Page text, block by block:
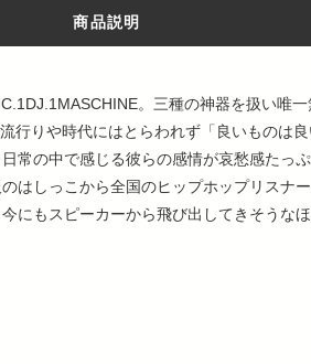
商品説明
。三種の神器を扱い唯
行りや時代にはとらわれず「良いものは
常の中で感じる彼らの感情が哀愁感たっ
はしっこから全国のヒップホップリスナ
にもスピーカーから飛び出してきそうな